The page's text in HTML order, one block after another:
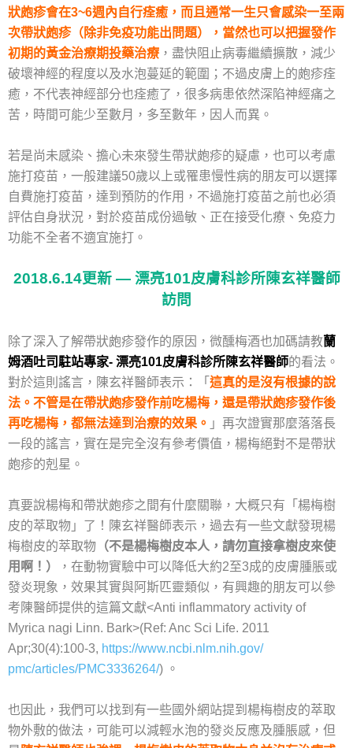
狀皰疹會在3~6週內自行痊癒，而且通常一生只會感染一至兩
次帶狀皰疹（除非免疫功能出問題），當然也可以把握發作
初期的黃金治療期投藥治療 ，盡快阻止病毒繼續擴散，減少
破壞神經的程度以及水泡蔓延的範圍；不過皮膚上的皰疹痊
癒，不代表神經部分也痊癒了，很多病患依然深陷神經痛之
苦，時間可能少至數月，多至數年，因人而異。
若是尚未感染、擔心未來發生帶狀皰疹的疑慮，也可以考慮
施打疫苗，一般建議50歲以上或罹患慢性病的朋友可以選擇
自費施打疫苗，達到預防的作用，不過施打疫苗之前也必須
評估自身狀況，對於疫苗成份過敏、正在接受化療、免疫力
功能不全者不適宜施打。
2018.6.14更新 — 漂亮101皮膚科診所陳玄祥醫師
訪問
除了深入了解帶狀皰疹發作的原因，微醺梅酒也加碼請教蘭
姆酒吐司駐站專家- 漂亮101皮膚科診所陳玄祥醫師的看法。
對於這則謠言，陳玄祥醫師表示：「 這真的是沒有根據的說
法。不管是在帶狀皰疹發作前吃楊梅， 還是帶狀皰疹發作後
再吃楊梅，都無法達到治療的效果。 」再次證實那麼落落長
一段的謠言，實在是完全沒有參考價值，楊梅絕對不是帶狀
皰疹的剋星。
真要說楊梅和帶狀皰疹之間有什麼關聯，大概只有「楊梅樹
皮的萃取物」了！ 陳玄祥醫師表示，過去有一些文獻發現楊
梅樹皮的萃取物 （不是楊梅樹皮本人，請勿直接拿樹皮來使
用啊！）
， 在動物實驗中可以降低大約2至3成的皮膚腫脹或
發炎現象， 效果其實與阿斯匹靈類似，有興趣的朋友可以參
考陳醫師提供的這篇文獻<Anti inflammatory activity of
Myrica nagi Linn. Bark>(Ref: Anc Sci Life. 2011
Apr;30(4):100-3, https://www.ncbi.nlm.nih.gov/
pmc/articles/PMC3336264/) 。
也因此，我們可以找到有一些國外網站提到楊梅樹皮的萃取
物外敷的做法，可能可以減輕水泡的發炎反應及腫脹感， 但